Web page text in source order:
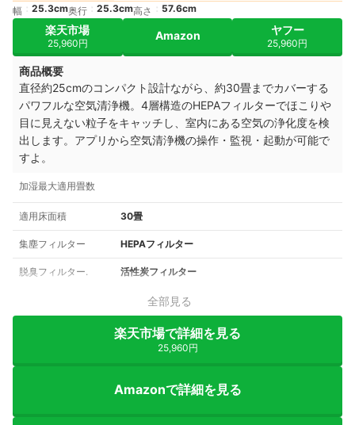
幅 25.3cm奥行 25.3cm高さ 57.6cm
楽天市場
25,960円
Amazon ヤフー
25,960円
商品概要
直径約25cmのコンパクト設計ながら、約30畳までカバーする
パワフルな空気清浄機。4層構造のHEPAフィルターでほこりや
目に見えない粒子をキャッチし、室内にある空気の浄化度を検
出します。アプリから空気清浄機の操作・監視・起動が可能で
すよ。
加湿最大適用畳数
適用床面積 30畳
集塵フィルター HEPAフィルター
脱臭フィルター. 活性炭フィルター
全部見る
楽天市場で詳細を見る
25,960円
Amazonで詳細を見る